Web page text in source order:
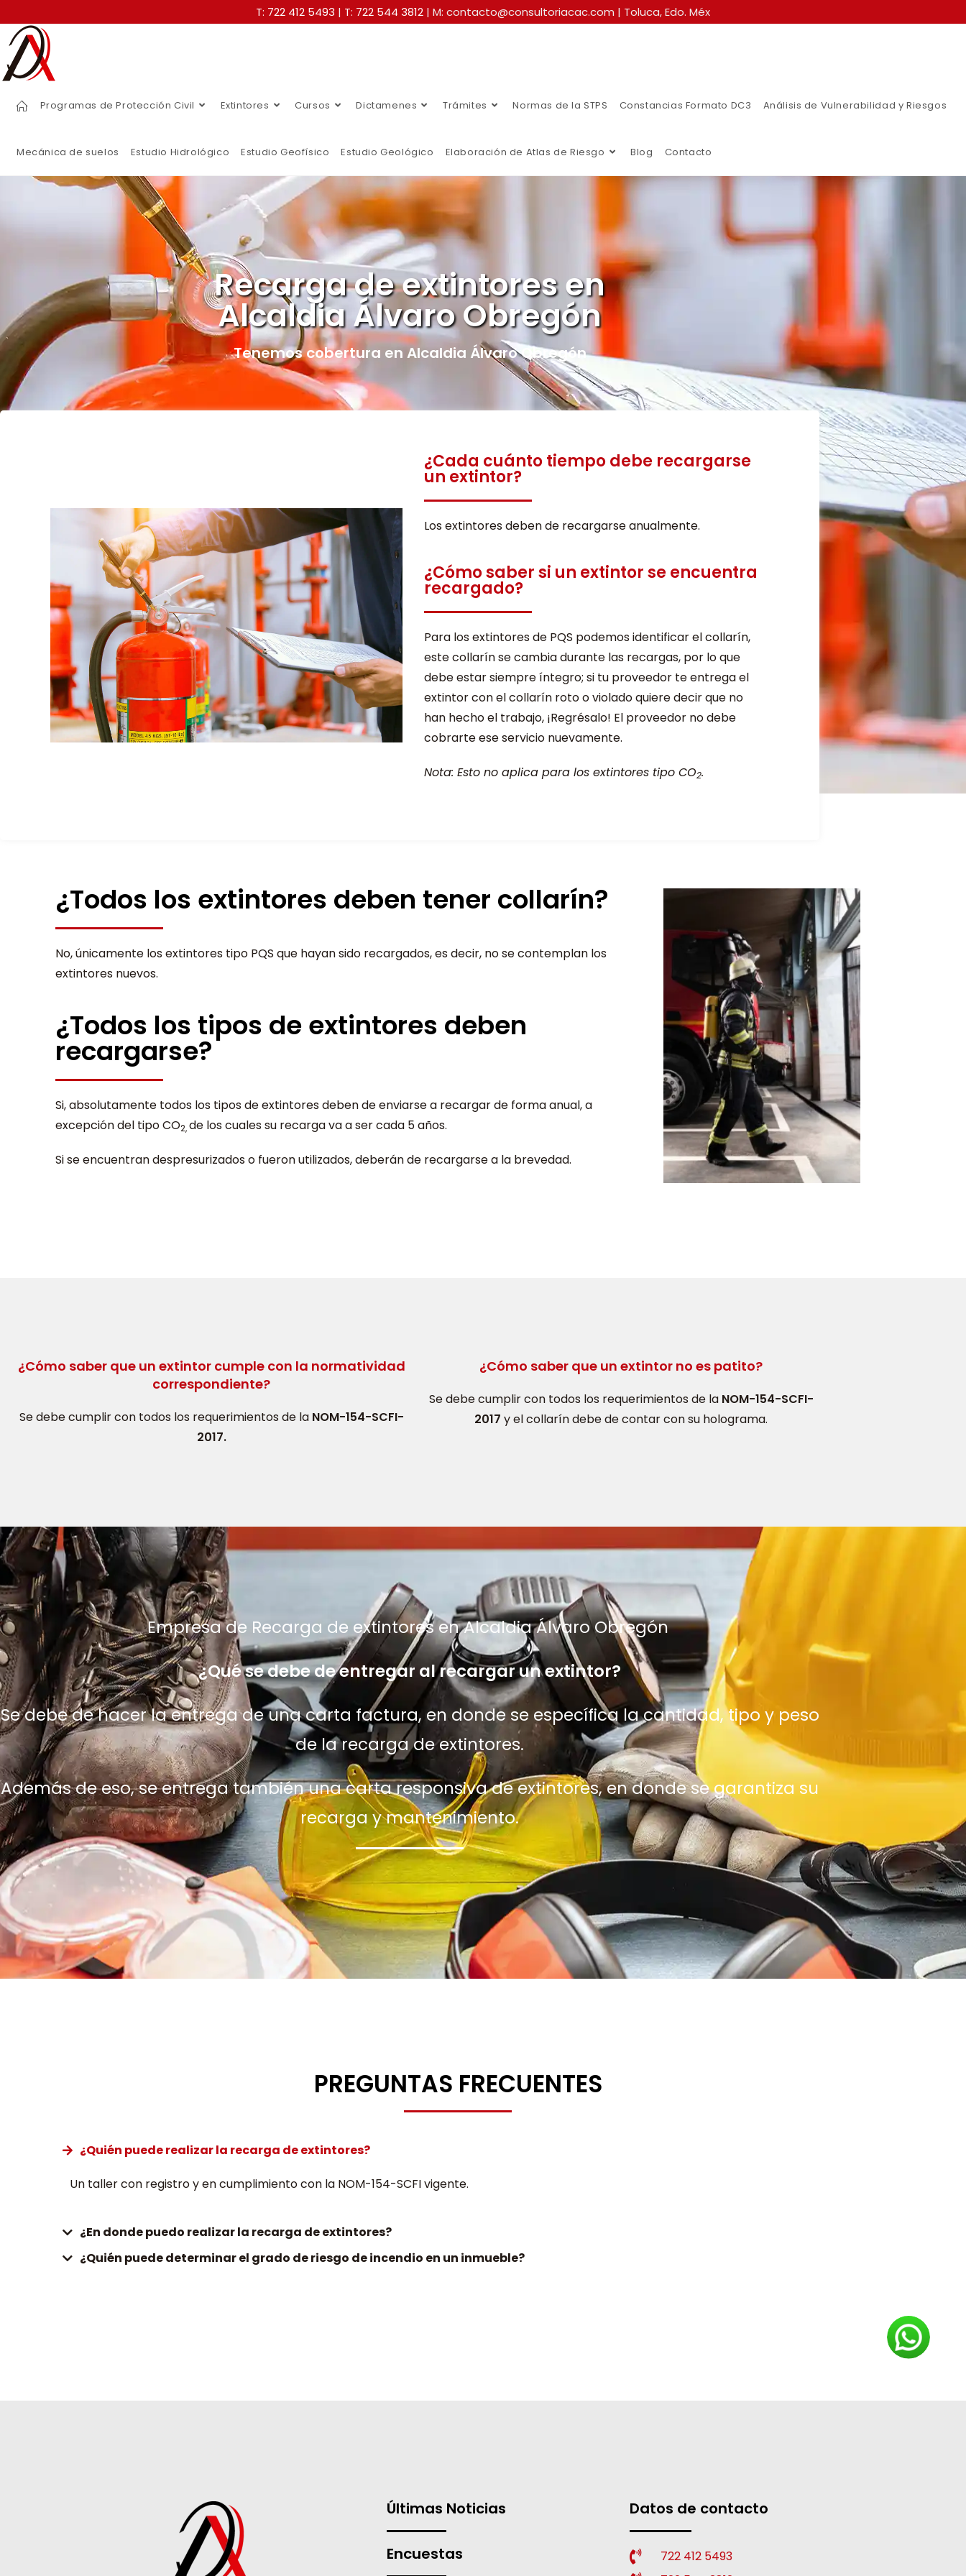
T: 722 412 5493 | T: 722 544 3812 | M: contacto@consultoriacac.com | Toluca, Edo. Méx
Programas de Protección Civil Extintores Cursos Dictamenes Trámites Normas de la STPS Constancias Formato DC3 Análisis de Vulnerabilidad y Riesgos
Mecánica de suelos Estudio Hidrológico Estudio Geofísico Estudio Geológico Elaboración de Atlas de Riesgo Blog Contacto
Recarga de extintores en
Alcaldia Álvaro Obregón
Tenemos cobertura en Alcaldia Álvaro Obregón
¿Cada cuánto tiempo debe recargarse
un extintor?
Los extintores deben de recargarse anualmente.
¿Cómo saber si un extintor se encuentra
recargado?
Para los extintores de PQS podemos identificar el collarín,
este collarín se cambia durante las recargas, por lo que
debe estar siempre íntegro; si tu proveedor te entrega el
extintor con el collarín roto o violado quiere decir que no
han hecho el trabajo, ¡Regrésalo! El proveedor no debe
cobrarte ese servicio nuevamente.
Nota: Esto no aplica para los extintores tipo CO2.
¿Todos los extintores deben tener collarín?
No, únicamente los extintores tipo PQS que hayan sido recargados, es decir, no se contemplan los
extintores nuevos.
¿Todos los tipos de extintores deben
recargarse?
Si, absolutamente todos los tipos de extintores deben de enviarse a recargar de forma anual, a
excepción del tipo CO2,de los cuales su recarga va a ser cada 5 años.
Si se encuentran despresurizados o fueron utilizados, deberán de recargarse a la brevedad.
¿Cómo saber que un extintor cumple con la normatividad
correspondiente?
Se debe cumplir con todos los requerimientos de la NOM-154-SCFI-
2017.
¿Cómo saber que un extintor no es patito?
Se debe cumplir con todos los requerimientos de la NOM-154-SCFI-
2017 y el collarín debe de contar con su holograma.
Empresa de Recarga de extintores en Alcaldia Álvaro Obregón
¿Qué se debe de entregar al recargar un extintor?
Se debe de hacer la entrega de una carta factura, en donde se específica la cantidad, tipo y peso
de la recarga de extintores.
Además de eso, se entrega también una carta responsiva de extintores, en donde se garantiza su
recarga y mantenimiento.
PREGUNTAS FRECUENTES
¿Quién puede realizar la recarga de extintores?
Un taller con registro y en cumplimiento con la NOM-154-SCFI vigente.
¿En donde puedo realizar la recarga de extintores?
¿Quién puede determinar el grado de riesgo de incendio en un inmueble?
Últimas Noticias
Encuestas
Datos de contacto
722 412 5493